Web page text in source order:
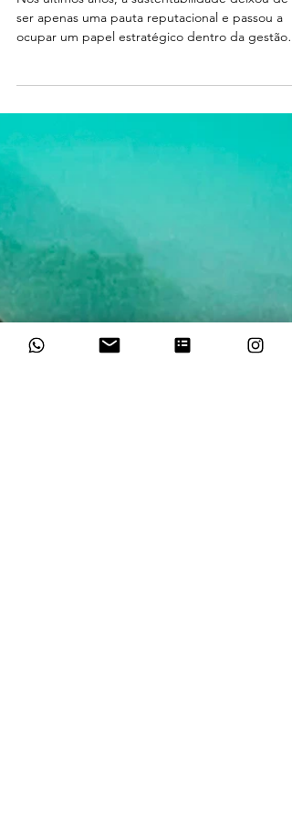
23 de mar.
5 min de leitura
Economize no Imposto de
Renda com sua Certificação
Ambiental
Nos últimos anos, a sustentabilidade deixou de
ser apenas uma pauta reputacional e passou a
ocupar um papel estratégico dentro da gestão
financeira e tributária das empresas. Não é atoa
que o terceiro pilar do ESG seja governança
empresarial, pois é aqui que o gerenciamento
sustentável se destaca. No Brasil, esse